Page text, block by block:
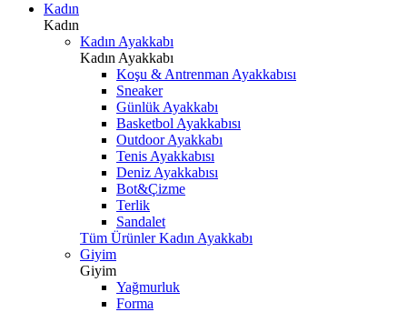
Kadın
Kadın
Kadın Ayakkabı
Kadın Ayakkabı
Koşu & Antrenman Ayakkabısı
Sneaker
Günlük Ayakkabı
Basketbol Ayakkabısı
Outdoor Ayakkabı
Tenis Ayakkabısı
Deniz Ayakkabısı
Bot&Çizme
Terlik
Sandalet
Tüm Ürünler Kadın Ayakkabı
Giyim
Giyim
Yağmurluk
Forma